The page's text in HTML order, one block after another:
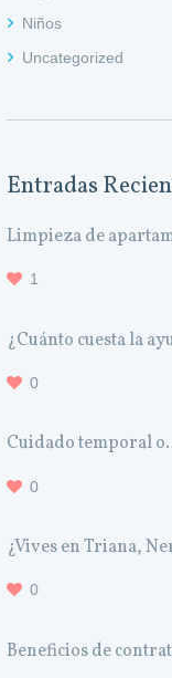
Niños
Uncategorized
Entradas
Limpieza de
1
¿Cuánto cuesta la
0
Cuidado temporal
0
¿Vives en Triana,
0
Beneficios de